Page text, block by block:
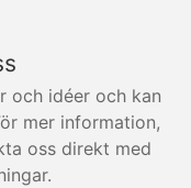
och idéer och kan
mer information,
oss direkt med